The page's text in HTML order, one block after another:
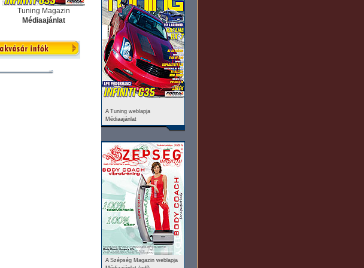
Tuning Magazin
Médiaajánlat
A Tuning weblapja
Médiaajánlat
A Szépség Magazin weblapja